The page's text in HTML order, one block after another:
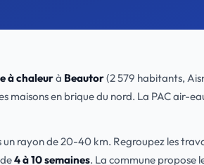
à chaleurà Beautor(2 579 habitants,
maisons en brique du nord. La PAC air-
rayon de 20-40 km. Regroupez les
4 à 10 semaines. La commune propose